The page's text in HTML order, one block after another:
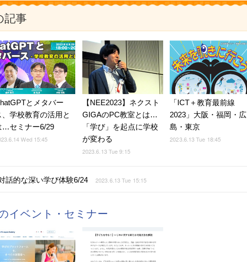
記事
とメタバー
、学校教育の活用と
…セミナー6/29
Wed 15:45
【NEE2023】ネクスト
GIGAのPC教室とは…
「学び」を起点に学校
が変わる
2023.6.13 Tue 9:15
「ICT＋教育最前線
2023」大阪・福岡・広
島・東京
2023.6.13 Tue 18:45
話的な深い学び体験6/24 2023.6.13 Tue 15:15
イベント・セミナー